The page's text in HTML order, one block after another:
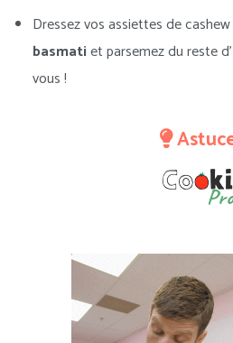
Dressez vos assiettes de
basmatiet parsemez du reste d’
vous !